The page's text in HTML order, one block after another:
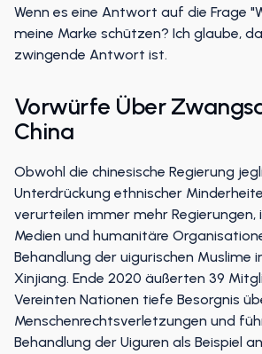
Wenn es eine Antwort auf die Frage
meine Marke schützen? Ich glaube,
zwingende Antwort ist.
Vorwürfe Über
China
Obwohl die chinesische Regierung
Unterdrückung ethnischer
verurteilen immer mehr
Medien und humanitäre
Behandlung der uigurischen Muslime
Xinjiang. Ende 2020 äußerten 39
Vereinten Nationen tiefe Besorgnis
Menschenrechtsverletzungen und
Behandlung der Uiguren als Beispiel